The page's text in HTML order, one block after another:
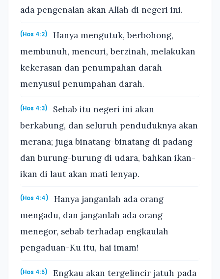
ada pengenalan akan Allah di negeri ini.
(Hos 4:2)
Hanya mengutuk, berbohong,
membunuh, mencuri, berzinah, melakukan
kekerasan dan penumpahan darah
menyusul penumpahan darah.
(Hos 4:3)
Sebab itu negeri ini akan
berkabung, dan seluruh penduduknya akan
merana; juga binatang-binatang di padang
dan burung-burung di udara, bahkan ikan-
ikan di laut akan mati lenyap.
(Hos 4:4)
Hanya janganlah ada orang
mengadu, dan janganlah ada orang
menegor, sebab terhadap engkaulah
pengaduan-Ku itu, hai imam!
(Hos 4:5)
Engkau akan tergelincir jatuh pada